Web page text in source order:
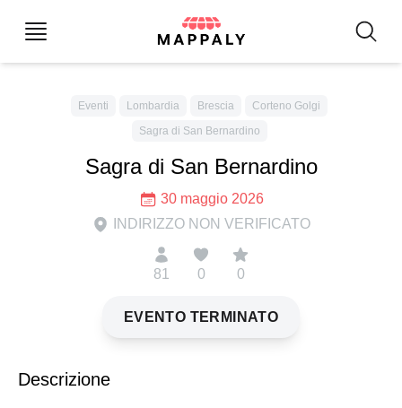
Eventi Lombardia Brescia
Corteno Golgi
Sagra di San Bernardino
Sagra di San Bernardino
30 maggio 2026
INDIRIZZO NON VERIFICATO
81 0 0
EVENTO TERMINATO
Descrizione